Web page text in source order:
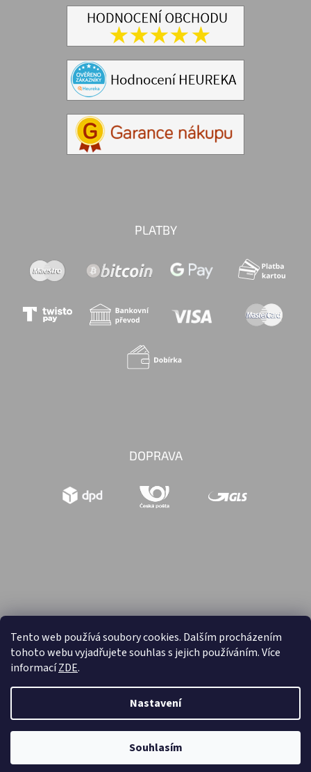
Tento web používá soubory cookies. Dalším procházením
tohoto webu vyjadřujete souhlas s jejich používáním. Více
informacíZDE.
Nastavení
Souhlasím
PLATBY
DOPRAVA
Vytvořil Shoptet
Hračky retro . Všechna práva vyhrazena.